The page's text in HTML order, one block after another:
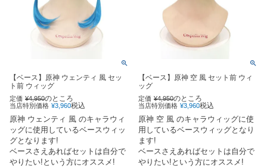
【ベース】原神 ウェンティ 風 セッ
ト前 ウィッグ
定価 ¥4,950のところ
当店特別価格 ¥3,960税込
原神 ウェンティ 風 のキャラウィ
ッグに使用しているベースウィッ
グとなります!
ベースさえあればセットは自分で
やりたい!という方にオススメ!
【ベース】原神 空 風 セット前 ウィ
ッグ
定価 ¥4,950のところ
当店特別価格 ¥3,960税込
原神 空 風 のキャラウィッグに使
用しているベースウィッグとなり
ます!
ベースさえあればセットは自分で
やりたい!という方にオススメ!